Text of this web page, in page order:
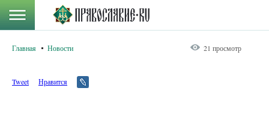
Главная Новости 21 просмотр
Tweet Нравится